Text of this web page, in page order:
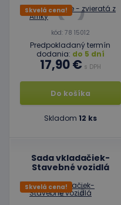
Skvelá cena!
kód: 78 15012
Predpokladaný termín
dodania: do 5 dní
17,90 € s DPH
Do košíka
Skladom 12 ks
Sada vkladačiek-
Stavebné vozidlá
Skvelá cena!